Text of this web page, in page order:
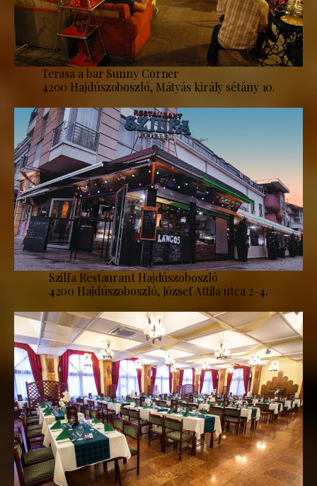
Terasa a bar Sunny Corner
4200 Hajdúszoboszló, Mátyás király sétány 10.
Szilfa Restaurant Hajdúszoboszló
4200 Hajdúszoboszló, József Attila utca 2-4.